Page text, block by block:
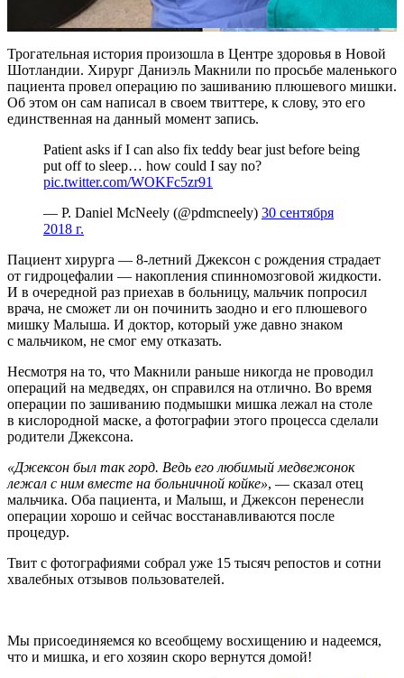
Трогательная история произошла в Центре здоровья в Новой
Шотландии. Хирург Даниэль Макнили по просьбе маленького
пациента провел операцию по зашиванию плюшевого мишки.
Об этом он сам написал в своем твиттере, к слову, это его
единственная на данный момент запись.
Patient asks if I can also fix teddy bear just before being
put off to sleep… how could I say no?
pic.twitter.com/WOKFc5zr91
— P. Daniel McNeely (@pdmcneely) 30 сентября
2018 г.
Пациент хирурга — 8-летний Джексон с рождения страдает
от гидроцефалии — накопления спинномозговой жидкости.
И в очередной раз приехав в больницу, мальчик попросил
врача, не сможет ли он починить заодно и его плюшевого
мишку Малыша. И доктор, который уже давно знаком
с мальчиком, не смог ему отказать.
Несмотря на то, что Макнили раньше никогда не проводил
операций на медведях, он справился на отлично. Во время
операции по зашиванию подмышки мишка лежал на столе
в кислородной маске, а фотографии этого процесса сделали
родители Джексона.
«Джексон был так горд. Ведь его любимый медвежонок
лежал с ним вместе на больничной койке», — сказал отец
мальчика. Оба пациента, и Малыш, и Джексон перенесли
операции хорошо и сейчас восстанавливаются после
процедур.
Твит с фотографиями собрал уже 15 тысяч репостов и сотни
хвалебных отзывов пользователей.
Мы присоединяемся ко всеобщему восхищению и надеемся,
что и мишка, и его хозяин скоро вернутся домой!